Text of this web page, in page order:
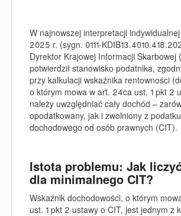
W najnowszej interpretacji
2025 r. (sygn. 0111-
Dyrektor Krajowej Informacji Skarbowej
potwierdził stanowisko podatnika,
przy kalkulacji wskaźnika rentowności
o którym mowa w art. 24ca ust. 1 pkt 2
należy uwzględniać cały dochód –
opodatkowany, jak i zwolniony z podatku
dochodowego od osób prawnych (CIT).
Istota problemu: Jak
dla minimalnego CIT?
Wskaźnik dochodowości, o którym
ust. 1 pkt 2 ustawy o CIT, jest jednym z